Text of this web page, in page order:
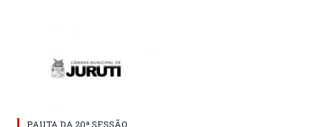
PAUTA DA 20ª SESSÃO